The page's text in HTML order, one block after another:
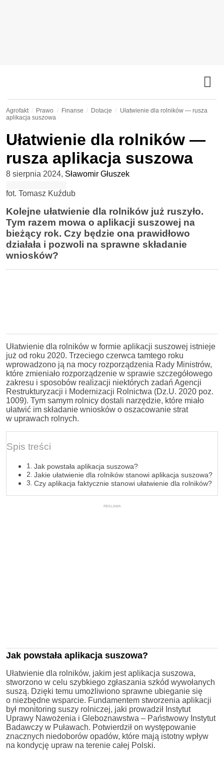
Agrofakt Prawo Finanse Dotacje
Ułatwienie dla rolników — rusza
aplikacja suszowa
Ułatwienie dla rolników —
rusza aplikacja suszowa
8 sierpnia 2024, Sławomir Głuszek
fot. Tomasz Kuźdub
Kolejne ułatwienie dla rolników już ruszyło.
Tym razem mowa o aplikacji suszowej na
bieżący rok. Czy będzie ona prawidłowo
działała i pozwoli na sprawne składanie
wniosków?
Ułatwienie dla rolników w formie aplikacji suszowej istnieje
już od roku 2020. Trzeciego czerwca tamtego roku
wprowadzono ją na mocy rozporządzenia Rady Ministrów,
które zmieniało rozporządzenie w sprawie szczegółowego
zakresu i sposobów realizacji niektórych zadań Agencji
Restrukturyzacji i Modernizacji Rolnictwa (Dz.U. 2020 poz.
1009). Tym samym rolnicy dostali narzędzie, które miało
ułatwić im składanie wniosków o oszacowanie strat
w uprawach rolnych.
Spis treści
Jak powstała aplikacja suszowa?
Jakie ułatwienie dla rolników stanowi aplikacja suszowa?
Czy aplikacja faktycznie stanowi ułatwienie dla rolników?
REKLAMA
Jak powstała aplikacja suszowa?
Ułatwienie dla rolników, jakim jest aplikacja suszowa,
stworzono w celu szybkiego zgłaszania szkód wywołanych
suszą. Dzięki temu umożliwiono sprawne ubieganie się
o niezbędne wsparcie. Fundamentem stworzenia aplikacji
był monitoring suszy rolniczej, jaki prowadził Instytut
Uprawy Nawożenia i Gleboznawstwa – Państwowy Instytut
Badawczy w Puławach. Potwierdził on występowanie
znacznych niedoborów opadów, które mają istotny wpływ
na kondycję upraw na terenie całej Polski.